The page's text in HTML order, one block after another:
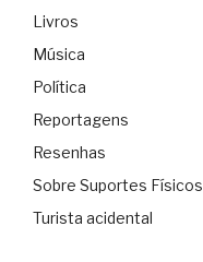
Livros
Música
Política
Reportagens
Resenhas
Sobre Suportes Físicos
Turista acidental